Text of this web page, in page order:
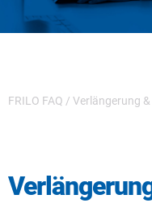
FRILO FAQ / Verlängerung